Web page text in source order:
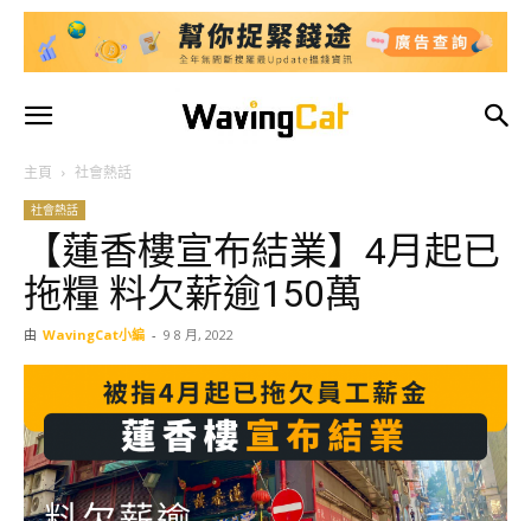
主頁 社會熱話
社會熱話
【蓮香樓宣布結業】4月起已
拖糧 料欠薪逾150萬
由 WavingCat小編 - 9 8 月, 2022